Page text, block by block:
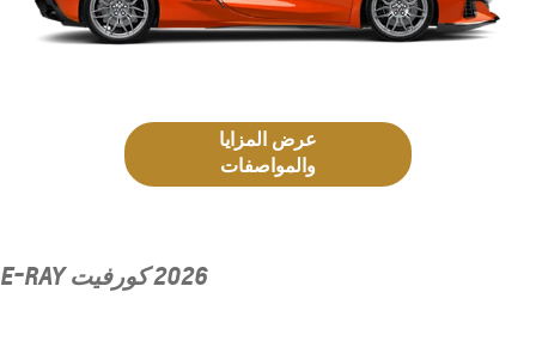
عرض المزايا
والمواصفات
2026 كورفيت E-RAY